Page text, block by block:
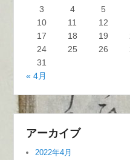
3
4 5
10
11 12
17
18 19
24
25 26
31
« 4月
アーカイブ
2022年4月